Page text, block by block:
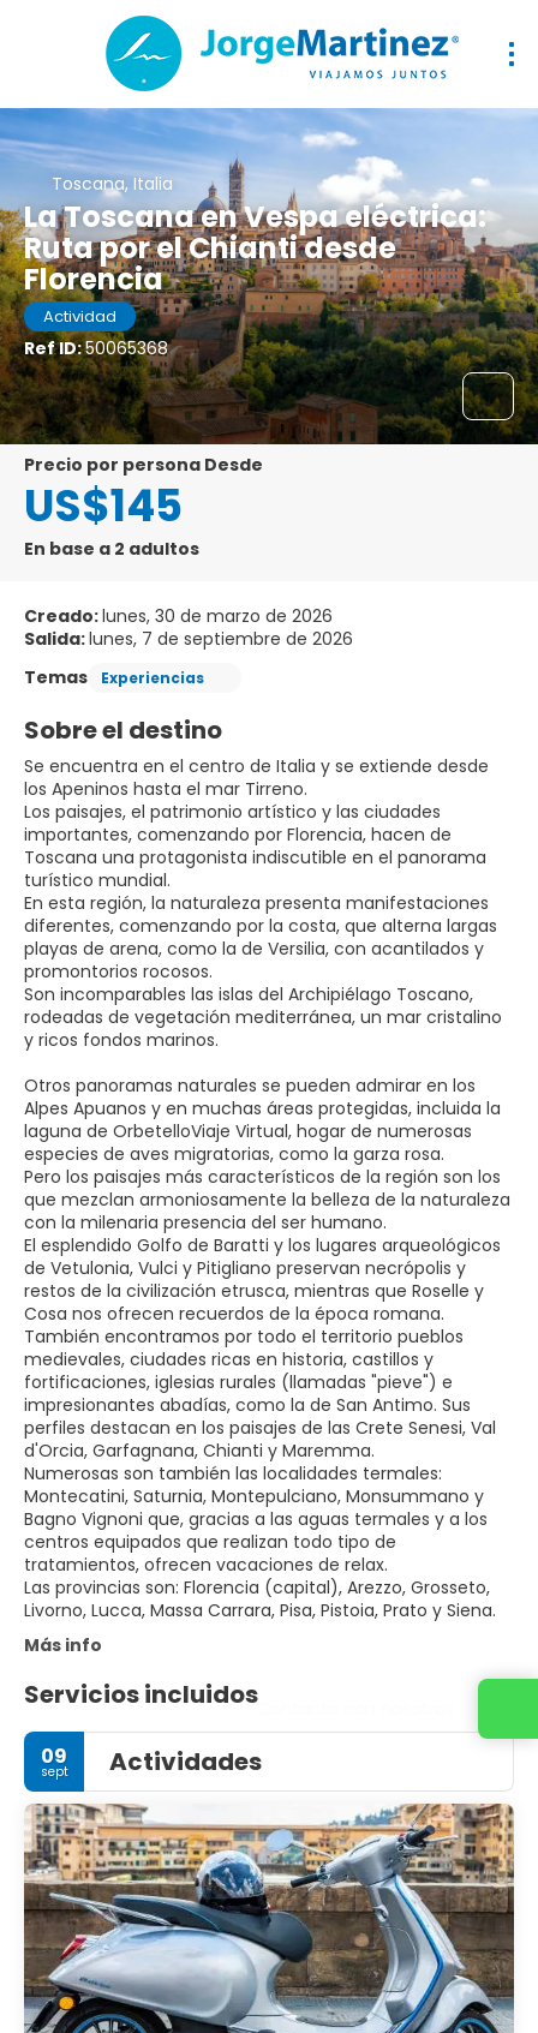
Toscana, Italia
La Toscana en Vespa eléctrica:
Ruta por el Chianti desde
Florencia
Actividad
Ref ID:50065368
precio por persona Desde
US$145
En base a 2 adultos
Creado:lunes, 30 de marzo de 2026
Salida:lunes, 7 de septiembre de 2026
Temas
Experiencias
Sobre el destino
Se encuentra en el centro de Italia y se extiende desde
los Apeninos hasta el mar Tirreno.
Los paisajes, el patrimonio artístico y las ciudades
importantes, comenzando por Florencia, hacen de
Toscana una protagonista indiscutible en el panorama
turístico mundial.
En esta región, la naturaleza presenta manifestaciones
diferentes, comenzando por la costa, que alterna largas
playas de arena, como la de Versilia, con acantilados y
promontorios rocosos.
Son incomparables las islas del Archipiélago Toscano,
rodeadas de vegetación mediterránea, un mar cristalino
y ricos fondos marinos.
Otros panoramas naturales se pueden admirar en los
Alpes Apuanos y en muchas áreas protegidas, incluida la
laguna de OrbetelloViaje Virtual, hogar de numerosas
especies de aves migratorias, como la garza rosa.
Pero los paisajes más característicos de la región son los
que mezclan armoniosamente la belleza de la naturaleza
con la milenaria presencia del ser humano.
El esplendido Golfo de Baratti y los lugares arqueológicos
de Vetulonia, Vulci y Pitigliano preservan necrópolis y
restos de la civilización etrusca, mientras que Roselle y
Cosa nos ofrecen recuerdos de la época romana.
También encontramos por todo el territorio pueblos
medievales, ciudades ricas en historia, castillos y
fortificaciones, iglesias rurales (llamadas "pieve") e
impresionantes abadías, como la de San Antimo. Sus
perfiles destacan en los paisajes de las Crete Senesi, Val
d'Orcia, Garfagnana, Chianti y Maremma.
Numerosas son también las localidades termales:
Montecatini, Saturnia, Montepulciano, Monsummano y
Bagno Vignoni que, gracias a las aguas termales y a los
centros equipados que realizan todo tipo de
tratamientos, ofrecen vacaciones de relax.
Las provincias son: Florencia (capital), Arezzo, Grosseto,
Livorno, Lucca, Massa Carrara, Pisa, Pistoia, Prato y Siena.
Más info
Servicios incluidos
09
sept Actividades
Contacta con nosotros